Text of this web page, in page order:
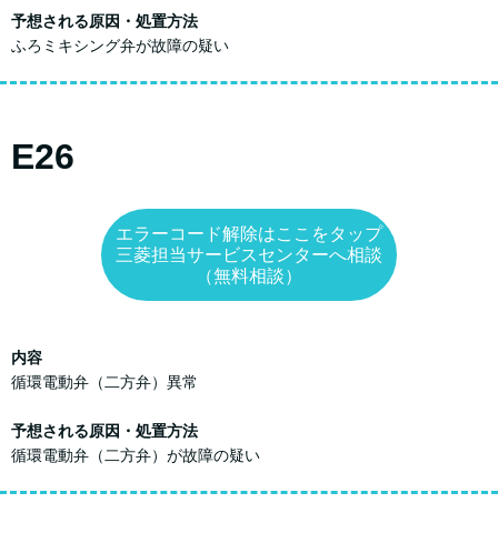
予想される原因・処置方法
ふろミキシング弁が故障の疑い
E26
エラーコード解除はここをタップ
三菱担当サービスセンターへ相談
（無料相談）
内容
循環電動弁（二方弁）異常
予想される原因・処置方法
循環電動弁（二方弁）が故障の疑い